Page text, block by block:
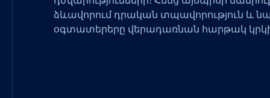
ձևավորում դրական տպավորություն և
օգտատերերը վերադառնան հարթակ